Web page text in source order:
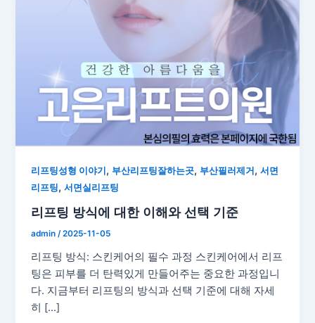
리프팅성형 이야기 , 부산리프팅잘하는곳, 부산필러제거 ,서면
리프팅,서면실리프팅
리프팅 방식에 대한 이해와 선택 기준
admin/2025-11-05
리프팅 방식: 스킨케어의 필수 과정 스킨케어에서 리프
팅은 피부를 더 탄력있게 만들어주는 중요한 과정입니
다. 지금부터 리프팅의 방식과 선택 기준에 대해 자세
히 […]